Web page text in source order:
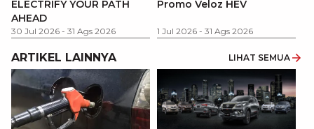
ELECTRIFY YOUR PATH
AHEAD
30 Jul 2026 - 31 Ags 2026
Promo Veloz HEV
1 Jul 2026 - 31 Ags 2026
ARTIKEL LAINNYA LIHAT SEMUA